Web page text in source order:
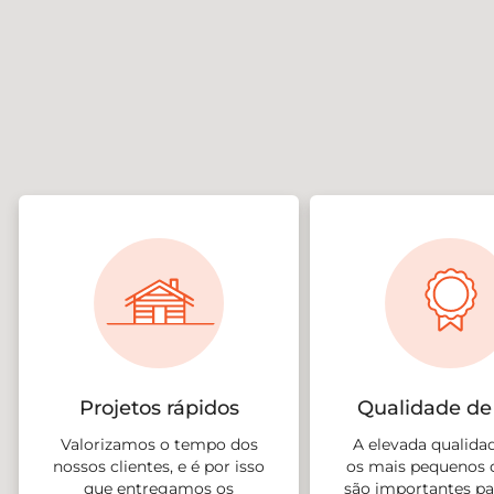
Projetos rápidos
Valorizamos o tempo dos
nossos clientes, e é por isso
que entregamos os
Qualidade
A elevada
os mais pequenos
são importantes